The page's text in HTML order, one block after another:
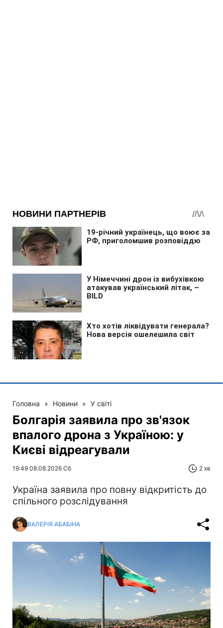
Головна » Новини » У світі
Болгарія заявила про зв'язок
впалого дрона з Україною: у
Києві відреагували
19:49 08.08.2026 Сб 2 хв
Україна заявила про повну відкритість до
спільного розслідування
ВАЛЕРІЯ АБАБІНА